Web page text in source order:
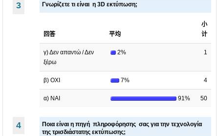
3 Γνωρίζετε τι είναι η 3D εκτύπωση;
回答 平均
小
计
γ) Δεν απαντώ / Δεν
ξέρω
2% 1
β) ΟΧΙ 7% 4
α) ΝΑΙ 91% 50
4
Ποια είναι η πηγή πληροφόρησης σας για την τεχνολογία
της τρισδιάστατης εκτύπωσης;